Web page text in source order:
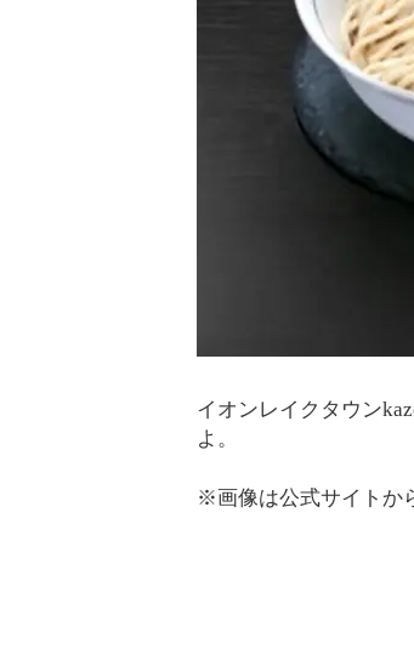
イオンレイクタウン
よ。
※画像は公式サイトか